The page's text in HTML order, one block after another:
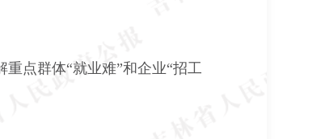
点群体“就业难”和企业“招工